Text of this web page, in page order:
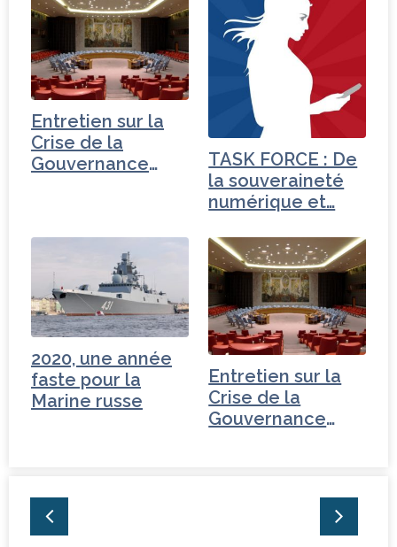
Entretien sur la
Crise de la
Gouvernance
TASK FORCE : De
la souveraineté
numérique et…
2020, une année
faste pour la
Marine russe
Entretien sur la
Crise de la
Gouvernance